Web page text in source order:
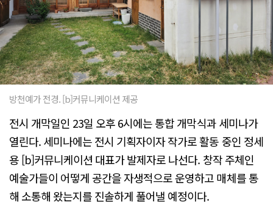
방천예가 전경. [b]커뮤니케이션 제공
전시 개막일인 23일 오후 6시에는 통합 개막식과 세미나가
열린다. 세미나에는 전시 기획자이자 작가로 활동 중인 정세
용 [b]커뮤니케이션 대표가 발제자로 나선다. 창작 주체인
예술가들이 어떻게 공간을 자생적으로 운영하고 매체를 통
해 소통해 왔는지를 진솔하게 풀어낼 예정이다.